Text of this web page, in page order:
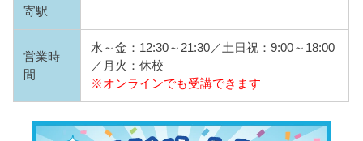
寄駅
営業時
間
水～金：12:30～21:30／土日祝：9:00～18:00
／月火：休校
※オンラインでも受講できます